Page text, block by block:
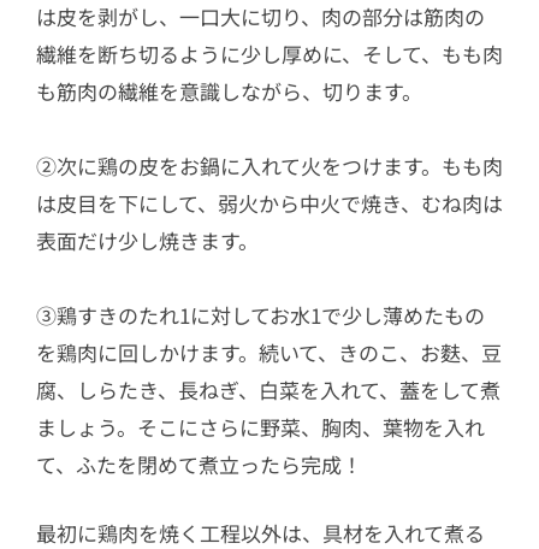
は皮を剥がし、一口大に切り、肉の部分は筋肉の
繊維を断ち切るように少し厚めに、そして、もも肉
も筋肉の繊維を意識しながら、切ります。
②次に鶏の皮をお鍋に入れて火をつけます。もも肉
は皮目を下にして、弱火から中火で焼き、むね肉は
表面だけ少し焼きます。
③鶏すきのたれ1に対してお水1で少し薄めたもの
を鶏肉に回しかけます。続いて、きのこ、お麩、豆
腐、しらたき、長ねぎ、白菜を入れて、蓋をして煮
ましょう。そこにさらに野菜、胸肉、葉物を入れ
て、ふたを閉めて煮立ったら完成！
最初に鶏肉を焼く工程以外は、具材を入れて煮る